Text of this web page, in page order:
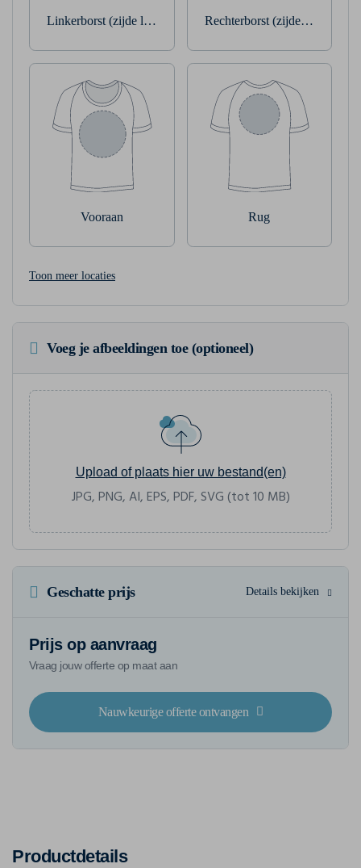
Linkerborst (zijde linkerarm) Rechterborst (zijde
Vooraan Rug
Toon meer locaties
Voeg je afbeeldingen toe (optioneel)
Upload of plaats hier uw bestand(en)
JPG, PNG, AI, EPS, PDF, SVG (tot 10 MB)
Geschatte prijs Details bekijken
Prijs op aanvraag
Vraag jouw offerte op maat aan
Nauwkeurige offerte ontvangen
Productdetails